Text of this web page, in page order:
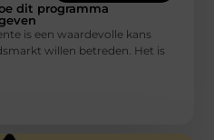
dit programma
is een waardevolle kans
willen betreden. Het is